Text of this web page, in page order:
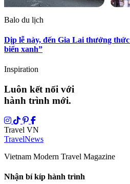
Balo du lịch
Dịp lễ này, đến Gia Lai thưởng
biển xanh”
Inspiration
Luôn kết nối với
hành trình mới.
Travel VN
TravelNews
Vietnam Modern Travel Magazine
Nhận bí kíp hành trình